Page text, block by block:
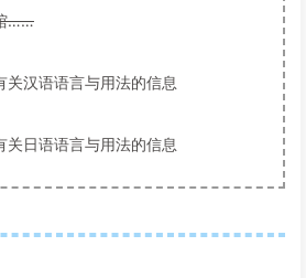
……
关汉语语言与用法的信息
关日语语言与用法的信息